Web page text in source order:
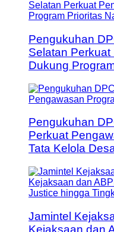
Pengukuhan
Selatan
Dukung
Pengukuhan
Perkuat
Tata Kelola
Jamintel
Kejaksaan dan